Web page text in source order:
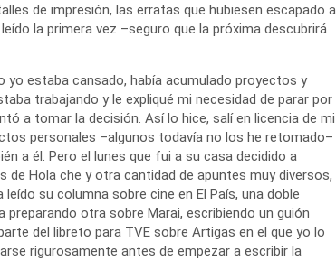
de impresión, las erratas que hubiesen escapado a
la primera vez –seguro que la próxima descubrirá
yo estaba cansado, había acumulado proyectos y
trabajando y le expliqué mi necesidad de parar por
a tomar la decisión. Así lo hice, salí en licencia de mi
personales –algunos todavía no los he retomado–
a él. Pero el lunes que fui a su casa decidido a
Hola che y otra cantidad de apuntes muy diversos,
su columna sobre cine en El País, una doble
otra sobre Marai, escribiendo un guión
del libreto para TVE sobre Artigas en el que yo lo
rigurosamente antes de empezar a escribir la